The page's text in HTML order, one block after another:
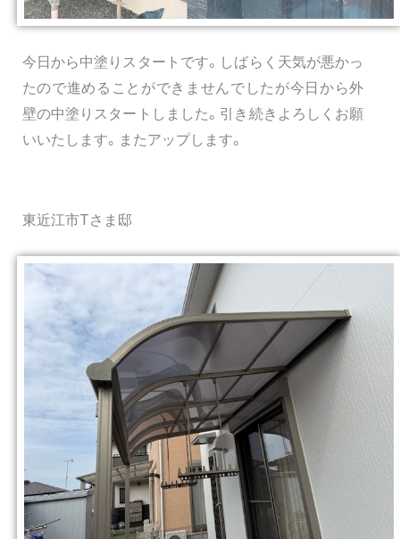
今日から中塗りスタートです。しばらく天気が悪かっ
たので進めることができませんでしたが今日から外
壁の中塗りスタートしました。引き続きよろしくお願
いいたします。またアップします。
東近江市Tさま邸